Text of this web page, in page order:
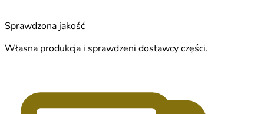
Sprawdzona jakość
Własna produkcja i sprawdzeni dostawcy części.